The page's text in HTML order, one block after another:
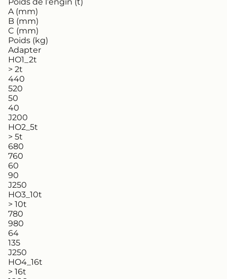
Poids de l’engin (t)
A (mm)
B (mm)
C (mm)
Poids (kg)
Adapter
HO1_2t
> 2t
440
520
50
40
J200
HO2_5t
> 5t
680
760
60
90
J250
HO3_10t
> 10t
780
980
64
135
J250
HO4_16t
> 16t